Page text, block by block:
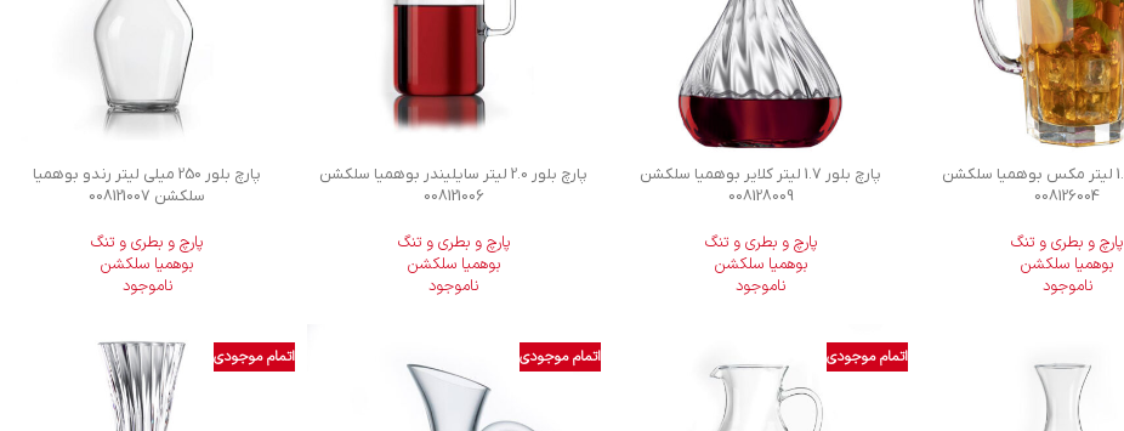
پارچ بلور 1.5 لیتر مکس بوهمیا سلکشن
008126004
پارچ و بطری و تنگ
بوهمیا سلکشن
ناموجود
پارچ بلور 1.7 لیتر کلایر بوهمیا سلکشن
008128009
پارچ و بطری و تنگ
بوهمیا سلکشن
ناموجود
پارچ بلور 2.0 لیتر سايليندر بوهمیا سلکشن
008121006
پارچ و بطری و تنگ
بوهمیا سلکشن
ناموجود
پارچ بلور 250 میلی لیتر رندو بوهمیا
سلکشن 008121007
پارچ و بطری و تنگ
بوهمیا سلکشن
ناموجود
اتمام موجودی اتمام موجودی اتمام موجودی